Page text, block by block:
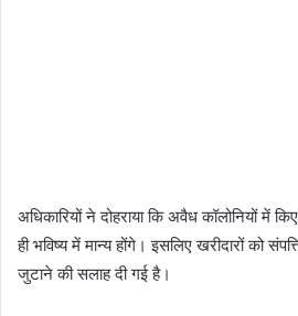
अधिकारियों ने दोहराया कि अवैध कॉलोनियों में
ही भविष्य में मान्य होंगे। इसलिए खरीदारों को
जुटाने की सलाह दी गई है।